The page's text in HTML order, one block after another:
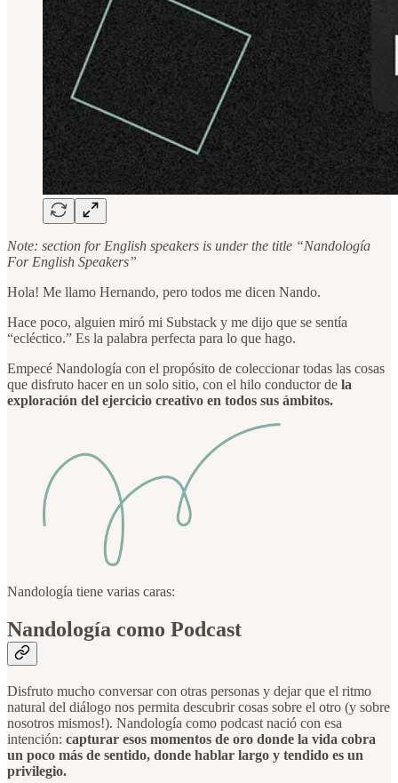
Note: section for English speakers is under the title “Nandología
For English Speakers”
Hola! Me llamo Hernando, pero todos me dicen Nando.
Hace poco, alguien miró mi Substack y me dijo que se sentía
“ecléctico.” Es la palabra perfecta para lo que hago.
Empecé Nandología con el propósito de coleccionar todas las cosas
que disfruto hacer en un solo sitio, con el hilo conductor de la
exploración del ejercicio creativo en todos sus ámbitos.
Nandología tiene varias caras:
Nandología como Podcast
Disfruto mucho conversar con otras personas y dejar que el ritmo
natural del diálogo nos permita descubrir cosas sobre el otro (y sobre
nosotros mismos!). Nandología como podcast nació con esa
intención: capturar esos momentos de oro donde la vida cobra
un poco más de sentido, donde hablar largo y tendido es un
privilegio.